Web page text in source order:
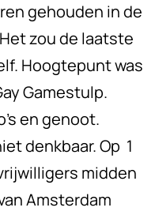
gehouden in de
zou de laatste
Hoogtepunt was
Gamestulp.
en genoot.
denkbaar. Op 1
midden
Amsterdam